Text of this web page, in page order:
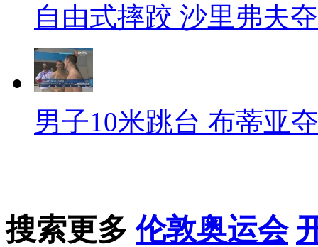
自由式摔跤 沙里弗夫
男子10米跳台 布蒂亚
搜索更多伦敦奥运会